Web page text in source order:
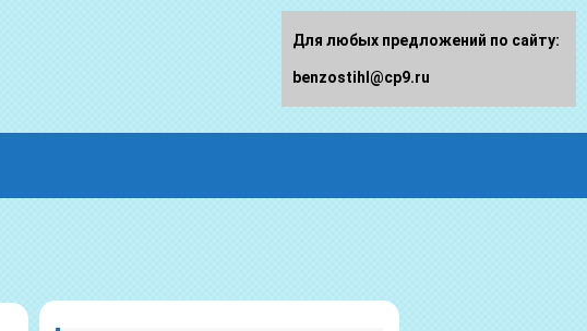
Для любых предложений по сайту:
benzostihl@cp9.ru